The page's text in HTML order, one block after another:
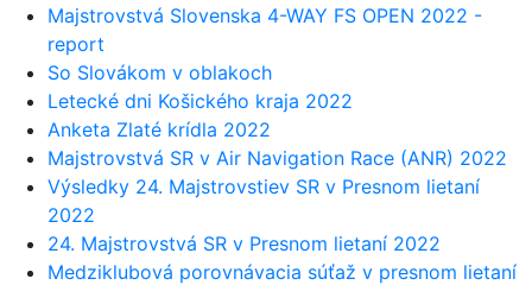
Majstrovstvá Slovenska 4-WAY FS OPEN 2022 -
report
So Slovákom v oblakoch
Letecké dni Košického kraja 2022
Anketa Zlaté krídla 2022
Majstrovstvá SR v Air Navigation Race (ANR) 2022
Výsledky 24. Majstrovstiev SR v Presnom lietaní
2022
24. Majstrovstvá SR v Presnom lietaní 2022
Medziklubová porovnávacia súťaž v presnom lietaní